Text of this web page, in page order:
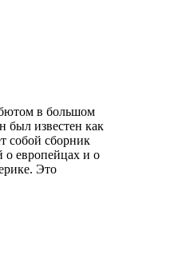
в большом
известен как
собой сборник
о европейцах и о
Это